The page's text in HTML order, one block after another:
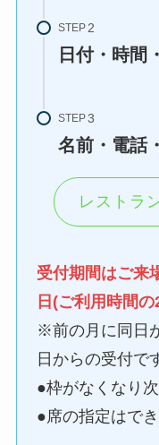
STEP
日付・時間
STEP
名前・電話
レストラ
受付期間はご来
日(ご利用時間
※前の月に同日
日からの受付で
●枠がなくなり
●席の指定はで